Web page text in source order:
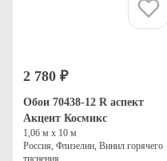
2 780 ₽
Обои 70438-12 R аспект
Акцент Космикс
1,06 м х 10 м
Россия, Флизелин, Винил горячего
тиснения